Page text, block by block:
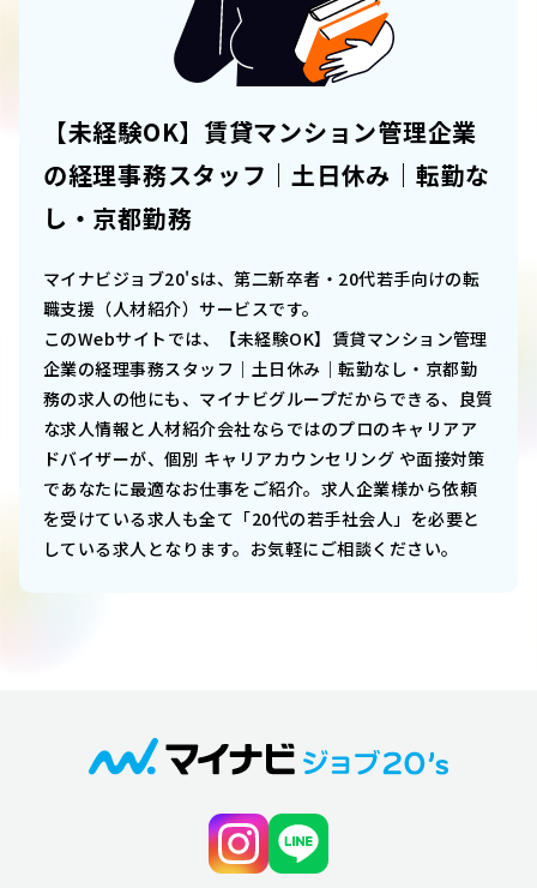
【未経験OK】賃貸マンション管理企業
の経理事務スタッフ｜土日休み｜転勤な
し・京都勤務
マイナビジョブ20'sは、第二新卒者・20代若手向けの転
職支援（人材紹介）サービスです。
このWebサイトでは、
【未経験OK】賃貸マンション管理
企業の経理事務スタッフ｜土日休み｜転勤なし・京都勤
務の求人の他にも、マイナビグループだからできる、良質
な求人情報と人材紹介会社ならではのプロのキャリアア
ドバイザーが、個別 キャリアカウンセリング や面接対策
であなたに最適なお仕事をご紹介。求人企業様から依頼
を受けている求人も全て「20代の若手社会人」を必要と
している求人となります。お気軽にご相談ください。